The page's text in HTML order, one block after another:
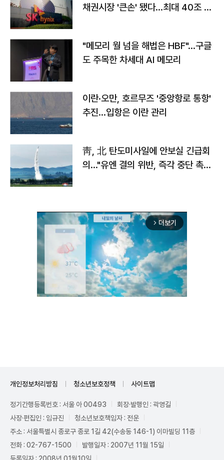
채권시장 '큰손' 됐다…최대 40조 투
"메모리 월 넘을 해법은 HBF"…구글
도 주목한 차세대 AI 메모리
이란·오만, 호르무즈 '중앙항로 통항'
추진…입항은 이란 관리
靑, 北 탄도미사일에 안보실 긴급회
의…"유엔 결의 위반, 즉각 중단 촉
arrow_forward_ios 더보기
개인정보처리방침 청소년보호정책 사이트맵
정기간행등록번호 : 서울 아 00493
회장·발행인 : 곽영길
사장·편집인 : 임규진
청소년보호책임자 : 전운
주소 : 서울특별시 종로구 종로 1길 42(수송동 146-1) 이마빌딩 11층
전화 : 02-767-1500
발행일자 : 2007년 11월 15일